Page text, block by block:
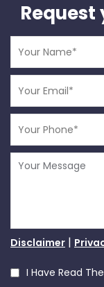
Request
Disclaimer |
I Have Read